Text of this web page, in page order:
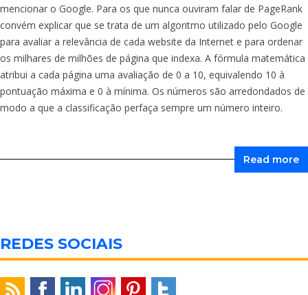
mencionar o Google. Para os que nunca ouviram falar de PageRank
convém explicar que se trata de um algoritmo utilizado pelo Google
para avaliar a relevância de cada website da Internet e para ordenar
os milhares de milhões de página que indexa. A fórmula matemática
atribui a cada página uma avaliação de 0 a 10, equivalendo 10 à
pontuação máxima e 0 à mínima. Os números são arredondados de
modo a que a classificação perfaça sempre um número inteiro.
Read more
REDES SOCIAIS